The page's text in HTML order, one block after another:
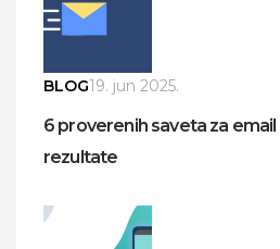
BLOG19. jun 2025.
6 proverenih saveta za
rezultate